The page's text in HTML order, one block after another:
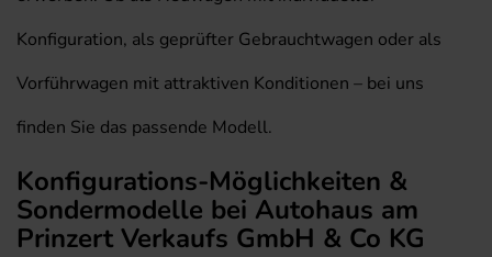
Konfiguration, als geprüfter Gebrauchtwagen oder als
Vorführwagen mit attraktiven Konditionen – bei uns
finden Sie das passende Modell.
Konfigurations-Möglichkeiten &
Sondermodelle bei Autohaus am
Prinzert Verkaufs GmbH & Co KG